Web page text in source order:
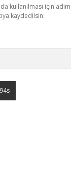
kullanılması için
kaydedilsin.